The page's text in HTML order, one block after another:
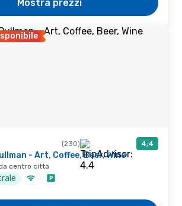
Mostra prezzi
(230) 4,4
- Art, Coffee, Beer, Wine
centro città